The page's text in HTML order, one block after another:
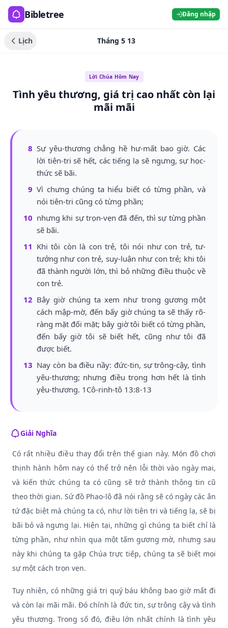
Bibletree Đăng nhập
Lịch Tháng 5 13
Lời Chúa Hôm Nay
Tình yêu thương, giá trị cao nhất còn lại
mãi mãi
8 Sự yêu-thương chẳng hề hư-mất bao giờ. Các
lời tiên-tri sẽ hết, các tiếng lạ sẽ ngưng, sự học-
thức sẽ bãi.
9 Vì chưng chúng ta hiểu biết có từng phần, và
nói tiên-tri cũng có từng phần;
10 nhưng khi sự trọn-vẹn đã đến, thì sự từng phần
sẽ bãi.
11 Khi tôi còn là con trẻ, tôi nói như con trẻ, tư-
tưởng như con trẻ, suy-luận như con trẻ; khi tôi
đã thành người lớn, thì bỏ những điều thuộc về
con trẻ.
12 Bây giờ chúng ta xem như trong gương một
cách mập-mờ, đến bấy giờ chúng ta sẽ thấy rõ-
ràng mặt đối mặt; bây giờ tôi biết có từng phần,
đến bấy giờ tôi sẽ biết hết, cũng như tôi đã
được biết.
13 Nay còn ba điều nầy: đức-tin, sự trông-cậy, tình
yêu-thương; nhưng điều trọng hơn hết là tình
yêu-thương. 1Cô-rinh-tô 13:8-13
Giải Nghĩa
Có rất nhiều điều thay đổi trên thế gian này. Món đồ chơi
thịnh hành hôm nay có thể trở nên lỗi thời vào ngày mai,
và kiến thức chúng ta có cũng sẽ trở thành thông tin cũ
theo thời gian. Sứ đồ Phao-lô đã nói rằng sẽ có ngày các ân
tứ đặc biệt mà chúng ta có, như lời tiên tri và tiếng lạ, sẽ bị
bãi bỏ và ngưng lại. Hiện tại, những gì chúng ta biết chỉ là
từng phần, như nhìn qua một tấm gương mờ, nhưng sau
này khi chúng ta gặp Chúa trực tiếp, chúng ta sẽ biết mọi
sự một cách trọn vẹn.
Tuy nhiên, có những giá trị quý báu không bao giờ mất đi
và còn lại mãi mãi. Đó chính là đức tin, sự trông cậy và tình
yêu thương. Trong số đó, điều lớn nhất chính là tình yêu